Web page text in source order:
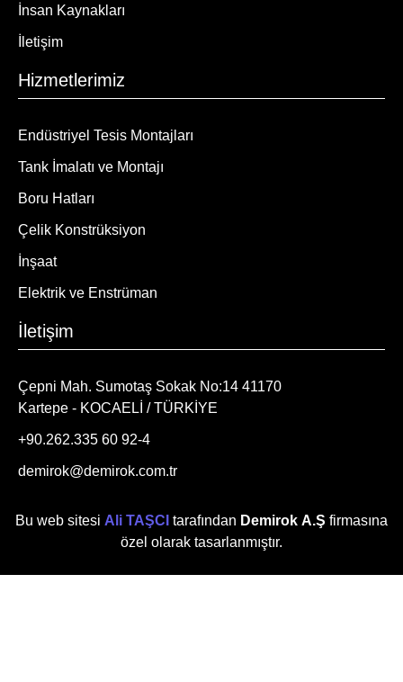
İnsan Kaynakları
İletişim
Hizmetlerimiz
Endüstriyel Tesis Montajları
Tank İmalatı ve Montajı
Boru Hatları
Çelik Konstrüksiyon
İnşaat
Elektrik ve Enstrüman
İletişim
Çepni Mah. Sumotaş Sokak No:14 41170
Kartepe - KOCAELİ / TÜRKİYE
+90.262.335 60 92-4
demirok@demirok.com.tr
Bu web sitesi Ali TAŞCI tarafından Demirok A.Ş firmasına
özel olarak tasarlanmıştır.